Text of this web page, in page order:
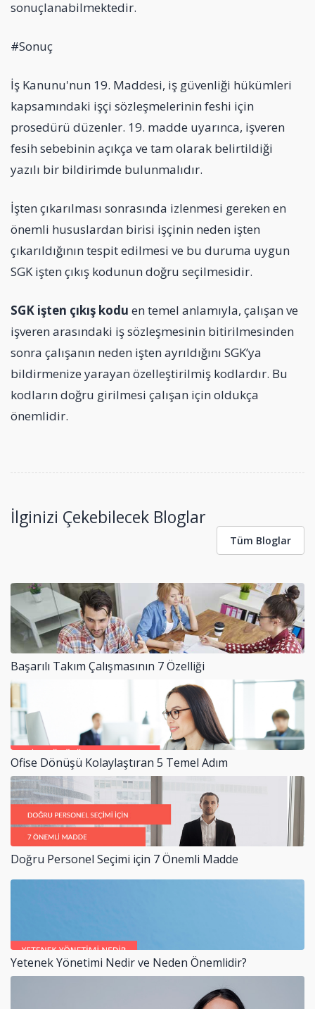
sonuçlanabilmektedir.
#Sonuç
İş Kanunu'nun 19. Maddesi, iş güvenliği hükümleri
kapsamındaki işçi sözleşmelerinin feshi için
prosedürü düzenler. 19. madde uyarınca, işveren
fesih sebebinin açıkça ve tam olarak belirtildiği
yazılı bir bildirimde bulunmalıdır.
İşten çıkarılması sonrasında izlenmesi gereken en
önemli hususlardan birisi işçinin neden işten
çıkarıldığının tespit edilmesi ve bu duruma uygun
SGK işten çıkış kodunun doğru seçilmesidir.
SGK işten çıkış kodu en temel anlamıyla, çalışan ve
işveren arasındaki iş sözleşmesinin bitirilmesinden
sonra çalışanın neden işten ayrıldığını SGK’ya
bildirmenize yarayan özelleştirilmiş kodlardır. Bu
kodların doğru girilmesi çalışan için oldukça
önemlidir.
İlginizi Çekebilecek Bloglar
Tüm Bloglar
Başarılı Takım Çalışmasının 7 Özelliği
Ofise Dönüşü Kolaylaştıran 5 Temel Adım
Doğru Personel Seçimi için 7 Önemli Madde
Yetenek Yönetimi Nedir ve Neden Önemlidir?